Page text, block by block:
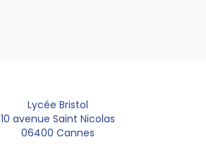
Lycée Bristol
10 avenue Saint Nicolas
06400 Cannes